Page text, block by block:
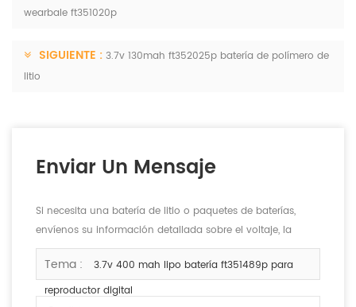
wearbale ft351020p
SIGUIENTE : 3.7v 130mah ft352025p batería de polímero de
litio
Enviar Un Mensaje
Si necesita una batería de litio o paquetes de baterías,
envíenos su información detallada sobre el voltaje, la
capacidad y el tamaño.
Tema :
3.7v 400 mah lipo batería ft351489p para
reproductor digital